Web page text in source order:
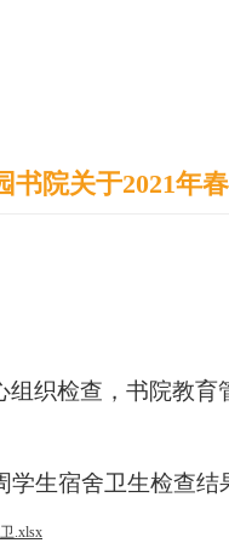
书院关于2021年
组织检查，书院教育
学生宿舍卫生检查结
.xlsx